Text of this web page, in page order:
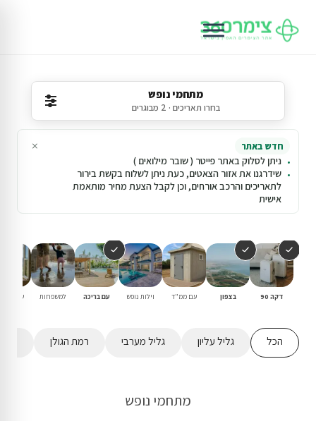
מתחמי נופש
בחרו תאריכים · 2 מבוגרים
חדש באתר
ניתן לסלוק באתר פייטר ( שובר מילואים )
שידרגנו את אזור הצאטים, כעת ניתן לשלוח בקשת בירור
לתאריכים והרכב אורחים, וכן לקבל הצעת מחיר מותאמת
אישית
×
דקה 90 בצפון עם ממ"ד וילות נופש עם בריכה למשפחות שומרי
הכל גליל עליון גליל מערבי רמת הגולן
מתחמי נופש